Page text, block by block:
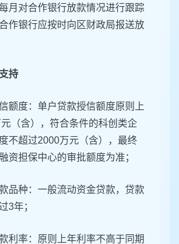
月对合作银行放款情况进行跟踪
作银行应按时向区财政局报送放
持
信额度：单户贷款授信额度原则上
（含），符合条件的科创类企
不超过2000万元（含），最终
资担保中心的审批额度为准；
款品种：一般流动资金贷款，贷款
3年；
款利率：原则上年利率不高于同期